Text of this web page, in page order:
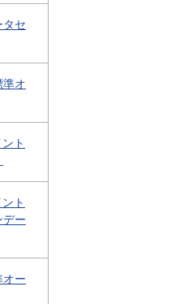
タセ
準オ
ト
ト
デー
オー